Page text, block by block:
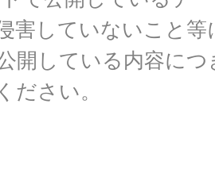
害していないこと
開している内容に
ださい。